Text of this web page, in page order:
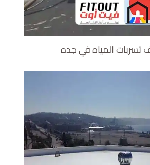
المياه في جده